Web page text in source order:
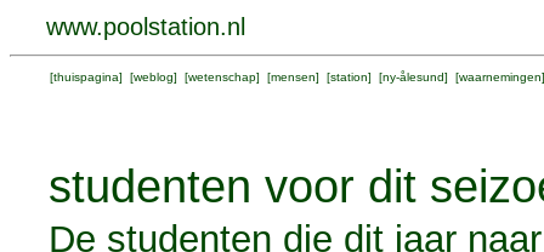
www.poolstation.nl
[thuispagina] [weblog] [wetenschap] [mensen] [station] [ny-ålesund] [waarnemingen
studenten voor dit
De studenten die dit jaar